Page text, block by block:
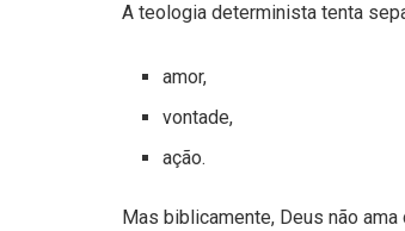
A teologia determinista tenta
amor,
vontade,
ação.
Mas biblicamente, Deus não